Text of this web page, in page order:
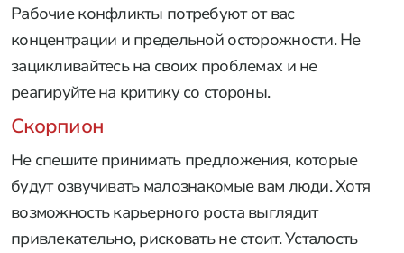
Рабочие конфликты потребуют от вас
концентрации и предельной осторожности. Не
зацикливайтесь на своих проблемах и не
реагируйте на критику со стороны.
Скорпион
Не спешите принимать предложения, которые
будут озвучивать малознакомые вам люди. Хотя
возможность карьерного роста выглядит
привлекательно, рисковать не стоит. Усталость